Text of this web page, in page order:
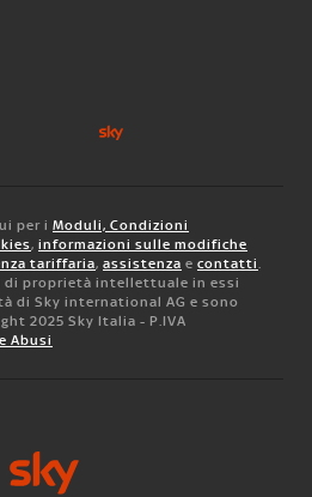
per i Moduli, Condizioni
, informazioni sulle modifiche
tariffaria, assistenza e contatti.
proprietà intellettuale in essi
di Sky international AG e sono
2025 Sky Italia - P.IVA
Abusi